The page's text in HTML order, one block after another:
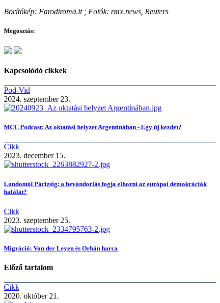
Borítókép: Farodiroma.it ; Fotók: rmx.news, Reuters
Megosztás:
Kapcsolódó cikkek
Pod-Vid
2024. szeptember 23.
MCC Podcast: Az oktatási helyzet Argentínában - Egy új kezdet?
Cikk
2023. december 15.
Londontól Párizsig: a bevándorlás fogja elhozni az európai demokráciák
halálát?
Cikk
2023. szeptember 25.
Migráció: Von der Leyen és Orbán harca
Előző tartalom
Cikk
2020. október 21.